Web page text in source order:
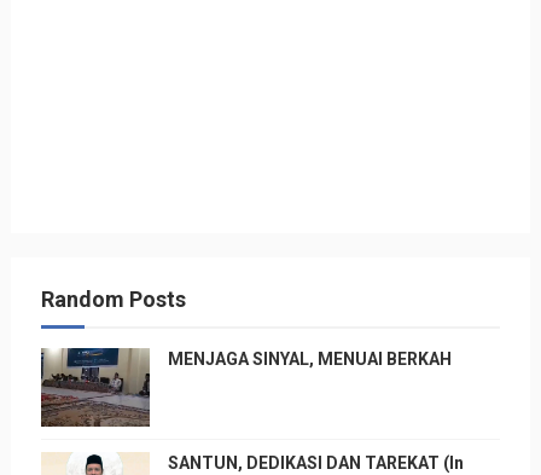
Random Posts
MENJAGA SINYAL, MENUAI BERKAH
SANTUN, DEDIKASI DAN TAREKAT (In